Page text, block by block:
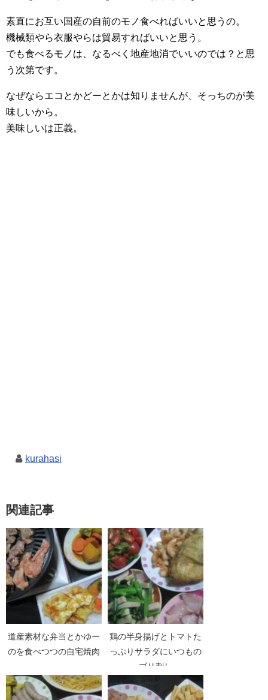
素直にお互い国産の自前のモノ食べればいいと思うの。
機械類やら衣服やらは貿易すればいいと思う。
でも食べるモノは、なるべく地産地消でいいのでは？と思
う次第です。
なぜならエコとかどーとかは知りませんが、そっちのが美
味しいから。
美味しいは正義。
kurahasi
関連記事
道産素材な弁当とかゆー
のを食べつつの自宅焼肉
鶏の半身揚げとトマトた
っぷりサラダにいつもの
ブリ刺し